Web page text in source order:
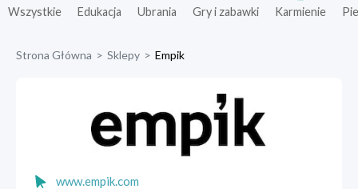
Sklepy
Wszystkie Edukacja Ubrania Gry i zabawki Karmienie
Strona Główna > Sklepy > Empik
www.empik.com